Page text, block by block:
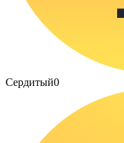
Сердитый0